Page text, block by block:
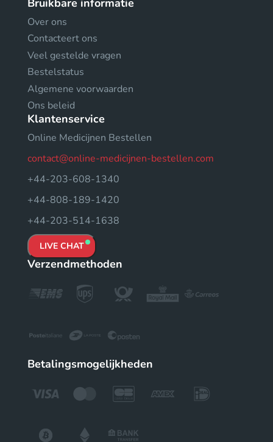
Over ons
Contacteert ons
Veel gestelde vragen
Bestelstatus
Algemene voorwaarden
Ons beleid
Klantenservice
Online Medicijnen Bestellen
contact@online-medicijnen-bestellen.com
+44-203-608-1340
+44-808-189-1420
+44-203-514-1638
LIVE CHAT
Verzendmethoden
Betalingsmogelijkheden